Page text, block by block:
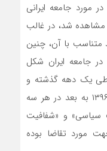
مورد جامعه ایرانی
شد، در غالب
متناسب با آن، چنین
در جامعه ایران شکل
طی یک دهه گذشته و
به‌‌‌‌‌‌طور کاملا ویژه در فاصله سال‌های ۱۳۹۶ به بعد در هر سه
سیاسی» و «شفافیت
مورد تقاضا بوده